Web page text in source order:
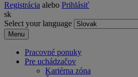
Registrácia alebo Prihlásiť
sk
Select your language
Menu
Pracovné ponuky
Pre uchádzačov
Kariérna zóna